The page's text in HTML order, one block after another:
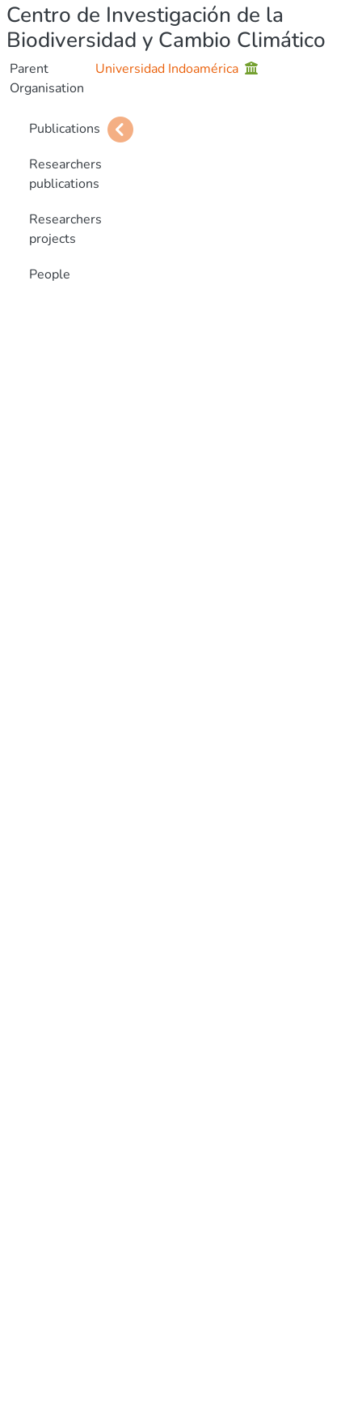
Centro de Investigación de la
Biodiversidad y Cambio Climático
Parent
Organisation
Universidad Indoamérica
Publications
Researchers
publications
Researchers
projects
People